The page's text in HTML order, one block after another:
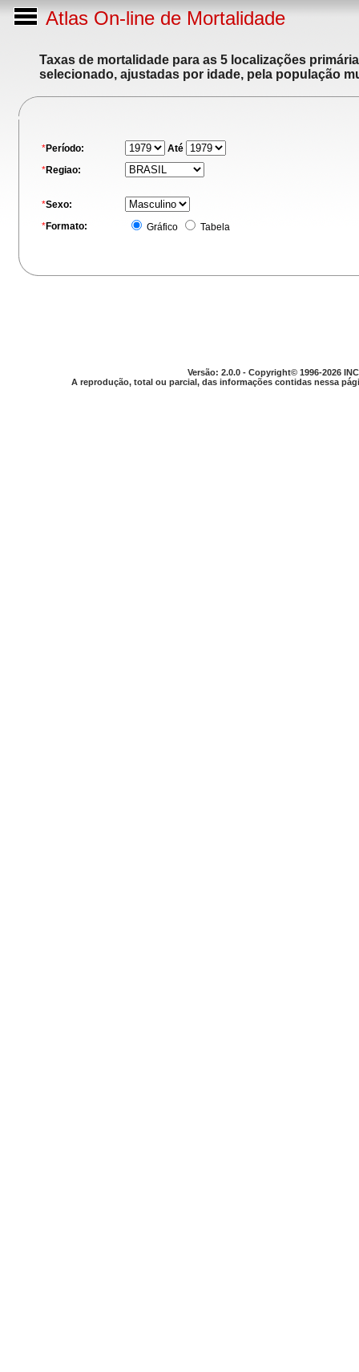
Atlas On-line de Mortalidade
Taxas de mortalidade para as 5 localizações
selecionado, ajustadas por idade, pela população
*Período:
Até
*Regiao:
*Sexo:
*Formato: Gráfico Tabela
Versão: 2.0.0 - Copyright© 1996-2026
A reprodução, total ou parcial, das informações contidas nessa